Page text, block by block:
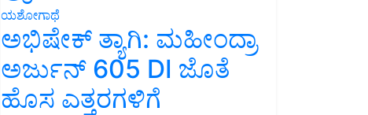
ಯಶೋಗಾಥೆ
ಅಭಿಷೇಕ್ ತ್ಯಾಗಿ: ಮಹೀಂದ್ರಾ
ಅರ್ಜುನ್ 605 DI ಜೊತೆ
ಹೊಸ ಎತ್ತರಗಳಿಗೆ